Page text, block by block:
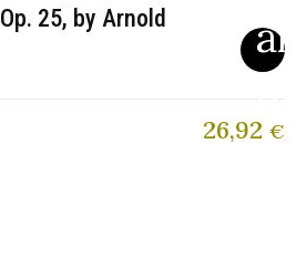
25, by Arnold
26,92 €